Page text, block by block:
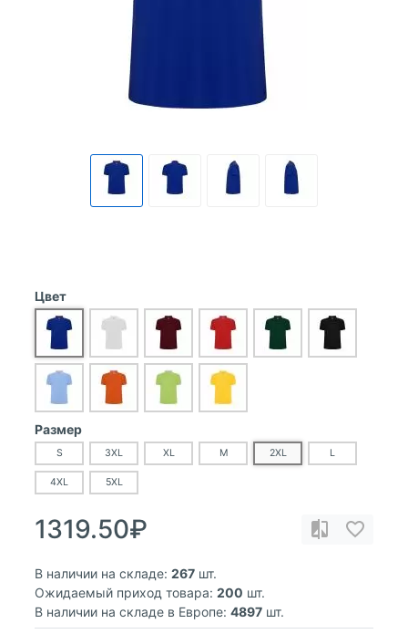
Цвет
Размер
S 3XL XL M 2XL L
4XL 5XL
1319.50₽
В наличии на складе: 267 шт.
Ожидаемый приход товара: 200 шт.
В наличии на складе в Европе: 4897 шт.